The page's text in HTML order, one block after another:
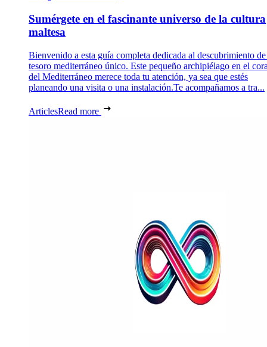
Sumérgete en el fascinante universo de la cultura
maltesa
Bienvenido a esta guía completa dedicada al descubrimiento
tesoro mediterráneo único. Este pequeño archipiélago en el
del Mediterráneo merece toda tu atención, ya sea que estés
planeando una visita o una instalación.Te acompañamos a tra...
ArticlesRead more